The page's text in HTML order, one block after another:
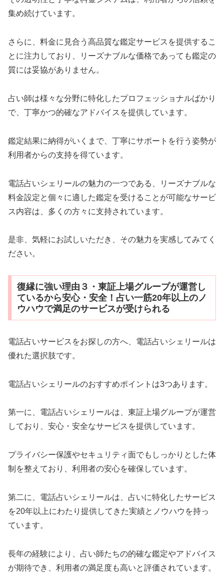
集め続けています。
さらに、料金に見合う高品質な鑑定サービスを提供するこ
とに注力しており、リーズナブルな価格であっても鑑定の
質には妥協がありません。
占い師は様々な分野に特化したプロフェッショナルばかり
で、丁寧かつ的確なアドバイスを提供しています。
鑑定結果に納得がいくまで、丁寧にサポートを行う姿勢が
利用者からの支持を得ています。
電話占いシェリールの魅力の一つである、リーズナブルな
料金設定と個々に適した鑑定を受けることが可能なサービ
ス内容は、多くの方々に支持されています。
是非、気軽にお試しいただき、その魅力を実感してみてく
ださい。
復縁に強い理由３・東証上場グループが運営し
ているから安心・安全！占い一筋20年以上のノ
ウハウで満足のサービスが受けられる
電話占いサービスをお探しの方へ、電話占いシェリールは
優れた選択肢です。
電話占いシェリールのおすすめポイントは3つあります。
第一に、電話占いシェリールは、東証上場グループが運営
しており、安心・安全なサービスを提供しています。
プライバシー保護やセキュリティ面でもしっかりとした体
制を整えており、利用者の安心を確保しています。
第二に、電話占いシェリールは、占いに特化したサービス
を20年以上にわたり提供してきた実績とノウハウを持っ
ています。
長年の経験により、占い師たちの的確な鑑定やアドバイス
が期待でき、利用者の満足度も高いと評価されています。